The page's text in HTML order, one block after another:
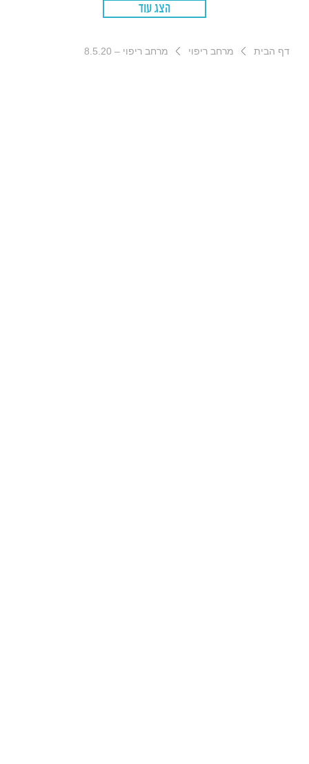
הצג עוד
דף הבית מרחב ריפוי מרחב ריפוי – 8.5.20